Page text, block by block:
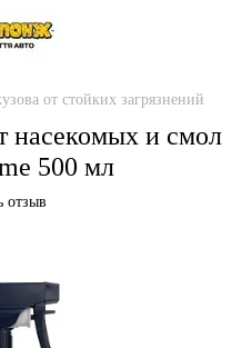
от стойких загрязнений
насекомых и смол
500 мл
отзыв